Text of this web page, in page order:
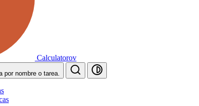
Calculatorov
por nombre o tarea.